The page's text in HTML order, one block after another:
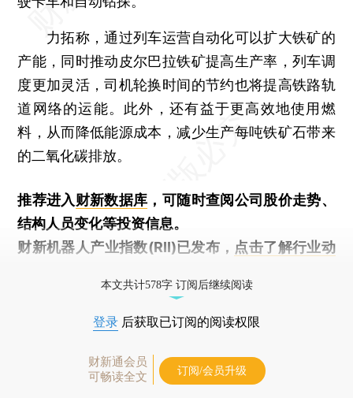
力拓称，通过列车运营自动化可以扩大铁矿的
产能，同时推动皮尔巴拉铁矿提高生产率，列车调
度更加灵活，司机轮换时间的节约也将提高铁路轨
道网络的运能。此外，还有益于更高效地使用燃
料，从而降低能源成本，减少生产每吨铁矿石带来
的二氧化碳排放。
推荐进入财新数据库 ，可随时查阅公司股价走势、
结构人员变化等投资信息。
财新机器人产业指数(RII)已发布， 点击了解行业动
本文共计578字 订阅后继续阅读
登录 后获取已订阅的阅读权限
财新通会员
可畅读全文
订阅/会员升级